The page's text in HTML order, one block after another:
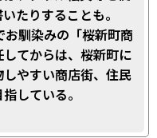
たりすることも。
馴染みの「桜新町商
てからは、桜新町に
やすい商店街、住民
している。